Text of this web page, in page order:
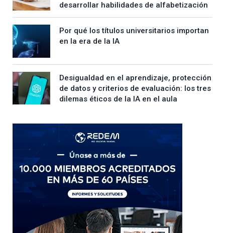
desarrollar habilidades de alfabetización
Por qué los títulos universitarios importan
en la era de la IA
Desigualdad en el aprendizaje, protección
de datos y criterios de evaluación: los tres
dilemas éticos de la IA en el aula